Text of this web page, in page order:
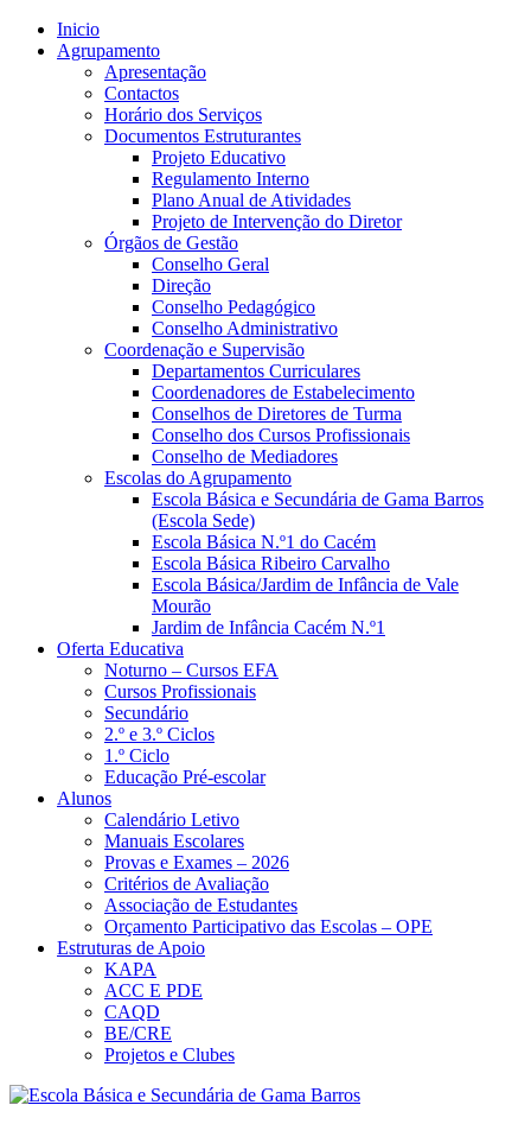
Inicio
Agrupamento
Apresentação
Contactos
Horário dos Serviços
Documentos Estruturantes
Projeto Educativo
Regulamento Interno
Plano Anual de Atividades
Projeto de Intervenção do Diretor
Órgãos de Gestão
Conselho Geral
Direção
Conselho Pedagógico
Conselho Administrativo
Coordenação e Supervisão
Departamentos Curriculares
Coordenadores de Estabelecimento
Conselhos de Diretores de Turma
Conselho dos Cursos Profissionais
Conselho de Mediadores
Escolas do Agrupamento
Escola Básica e Secundária de Gama Barros
(Escola Sede)
Escola Básica N.º1 do Cacém
Escola Básica Ribeiro Carvalho
Escola Básica/Jardim de Infância de Vale
Mourão
Jardim de Infância Cacém N.º1
Oferta Educativa
Noturno – Cursos EFA
Cursos Profissionais
Secundário
2.º e 3.º Ciclos
1.º Ciclo
Educação Pré-escolar
Alunos
Calendário Letivo
Manuais Escolares
Provas e Exames – 2026
Critérios de Avaliação
Associação de Estudantes
Orçamento Participativo das Escolas – OPE
Estruturas de Apoio
KAPA
ACC E PDE
CAQD
BE/CRE
Projetos e Clubes